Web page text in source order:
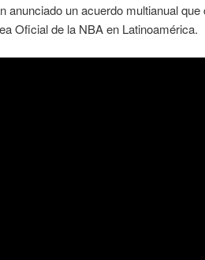
anunciado un acuerdo multianual
Oficial de la NBA en Latinoamérica.